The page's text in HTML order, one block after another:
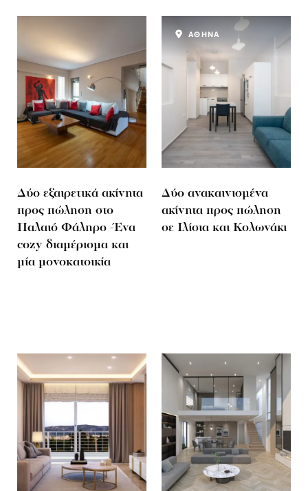
Δύο εξαιρετικά ακίνητα
προς πώληση στο
Παλαιό Φάληρο -Ένα
cozy διαμέρισμα και
μία μονοκατοικία
Δύο ανακαινισμένα
ακίνητα προς πώληση
σε Ιλίσια και Κολωνάκι
ΑΘΗΝΑ